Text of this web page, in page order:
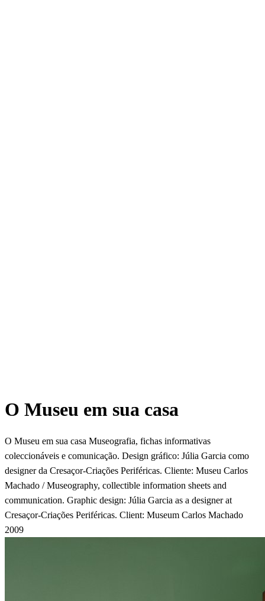
O Museu em sua casa
O Museu em sua casa Museografia, fichas informativas
coleccionáveis e comunicação. Design gráfico: Júlia Garcia como
designer da Cresaçor-Criações Periféricas. Cliente: Museu Carlos
Machado / Museography, collectible information sheets and
communication. Graphic design: Júlia Garcia as a designer at
Cresaçor-Criações Periféricas. Client: Museum Carlos Machado
2009